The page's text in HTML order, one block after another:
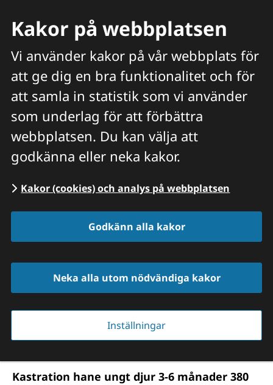
Kakor på webbplatsen
Vi använder kakor på vår webbplats för
att ge dig en bra funktionalitet och för
att samla in statistik som vi använder
som underlag för att förbättra
webbplatsen. Du kan välja att
godkänna eller neka kakor.
Kakor (cookies) och analys på webbplatsen
Godkänn alla kakor
Neka alla utom nödvändiga kakor
Inställningar
Meny Hitta veterinär Sök
Start / Våra priser och tjänster / Kastration |
PRODUKTIONSDJUR
Kastration
produktionsdjur
Kastration hane ungt djur upp till 3 månader
Läkemedel tillkommer.
Kastration hane ungt djur 3-6 månader 380